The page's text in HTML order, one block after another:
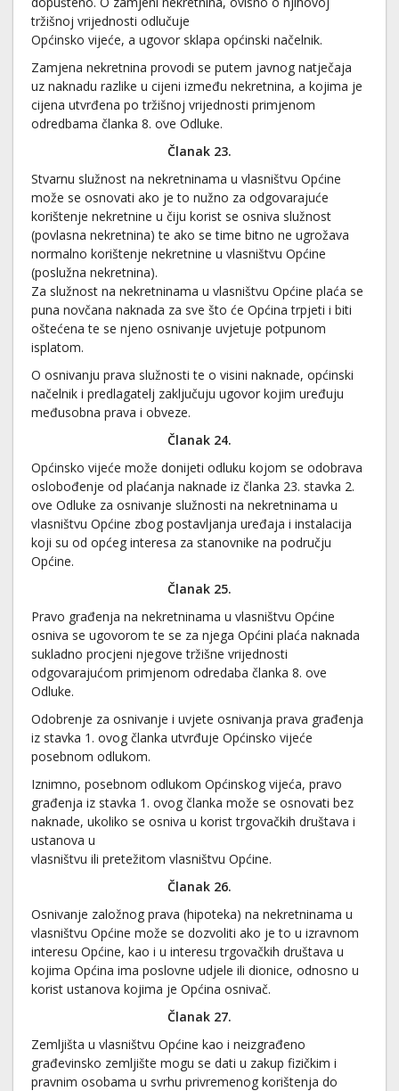
tržišnoj vrijednosti odlučuje
Općinsko vijeće, a ugovor sklapa općinski načelnik.
Zamjena nekretnina provodi se putem javnog natječaja
uz naknadu razlike u cijeni između nekretnina, a kojima je
cijena utvrđena po tržišnoj vrijednosti primjenom
odredbama članka 8. ove Odluke.
Članak 23.
Stvarnu služnost na nekretninama u vlasništvu Općine
može se osnovati ako je to nužno za odgovarajuće
korištenje nekretnine u čiju korist se osniva služnost
(povlasna nekretnina) te ako se time bitno ne ugrožava
normalno korištenje nekretnine u vlasništvu Općine
(poslužna nekretnina).
Za služnost na nekretninama u vlasništvu Općine plaća se
puna novčana naknada za sve što će Općina trpjeti i biti
oštećena te se njeno osnivanje uvjetuje potpunom
isplatom.
O osnivanju prava služnosti te o visini naknade, općinski
načelnik i predlagatelj zaključuju ugovor kojim uređuju
međusobna prava i obveze.
Članak 24.
Općinsko vijeće može donijeti odluku kojom se odobrava
oslobođenje od plaćanja naknade iz članka 23. stavka 2.
ove Odluke za osnivanje služnosti na nekretninama u
vlasništvu Općine zbog postavljanja uređaja i instalacija
koji su od općeg interesa za stanovnike na području
Općine.
Članak 25.
Pravo građenja na nekretninama u vlasništvu Općine
osniva se ugovorom te se za njega Općini plaća naknada
sukladno procjeni njegove tržišne vrijednosti
odgovarajućom primjenom odredaba članka 8. ove
Odluke.
Odobrenje za osnivanje i uvjete osnivanja prava građenja
iz stavka 1. ovog članka utvrđuje Općinsko vijeće
posebnom odlukom.
Iznimno, posebnom odlukom Općinskog vijeća, pravo
građenja iz stavka 1. ovog članka može se osnovati bez
naknade, ukoliko se osniva u korist trgovačkih društava i
ustanova u
vlasništvu ili pretežitom vlasništvu Općine.
Članak 26.
Osnivanje založnog prava (hipoteka) na nekretninama u
vlasništvu Općine može se dozvoliti ako je to u izravnom
interesu Općine, kao i u interesu trgovačkih društava u
kojima Općina ima poslovne udjele ili dionice, odnosno u
korist ustanova kojima je Općina osnivač.
Članak 27.
Zemljišta u vlasništvu Općine kao i neizgrađeno
građevinsko zemljište mogu se dati u zakup fizičkim i
pravnim osobama u svrhu privremenog korištenja do